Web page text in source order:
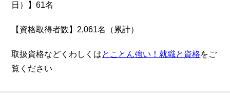
日）】61名
【資格取得者数】2,061名（累計）
取扱資格などくわしくはとことん強い！就職と資格をご
覧ください